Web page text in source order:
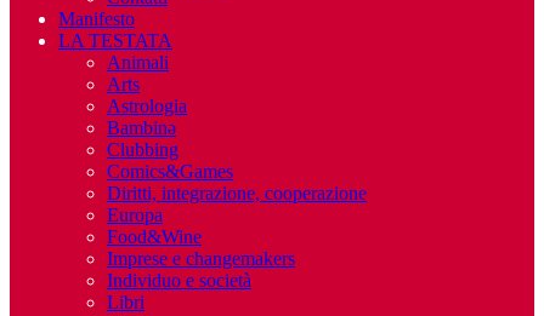
Manifesto
LA TESTATA
Animali
Arts
Astrologia
Bambinə
Clubbing
Comics&Games
Diritti, integrazione, cooperazione
Europa
Food&Wine
Imprese e changemakers
Individuo e società
Libri